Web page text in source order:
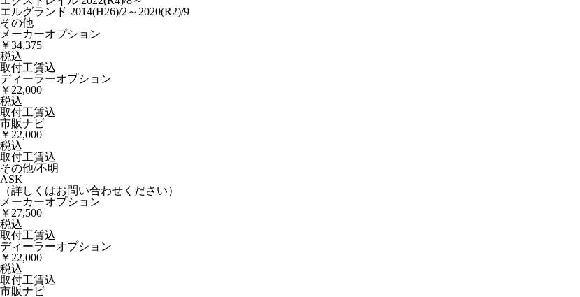
エルグランド 2014(H26)/2～2020(R2)/9
その他
メーカーオプション
￥34,375
税込
取付工賃込
ディーラーオプション
￥22,000
税込
取付工賃込
市販ナビ
￥22,000
税込
取付工賃込
その他/不明
ASK
（詳しくはお問い合わせください）
メーカーオプション
￥27,500
税込
取付工賃込
ディーラーオプション
￥22,000
税込
取付工賃込
市販ナビ